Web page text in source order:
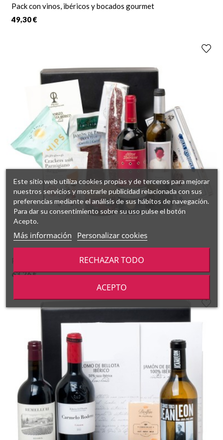
Pack con vinos, ibéricos y bocados gourmet
49,30 €
Pack con vinos, ibéricos y picoteo gourmet
63,26 €
Este sitio web utiliza cookies propias y de terceros para mejorar
nuestros servicios y mostrarle publicidad relacionada con sus
preferencias mediante el análisis de sus hábitos de navegación.
Para dar su consentimiento sobre su uso pulse el botón
Acepto.
Más información Personalizar cookies
RECHAZAR TODO
ACEPTO